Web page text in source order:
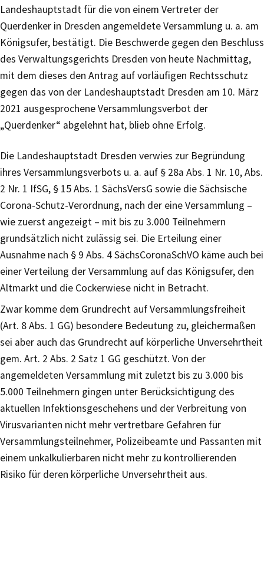
Landeshauptstadt für die von einem Vertreter der
Querdenker in Dresden angemeldete Versammlung u. a. am
Königsufer, bestätigt. Die Beschwerde gegen den Beschluss
des Verwaltungsgerichts Dresden von heute Nachmittag,
mit dem dieses den Antrag auf vorläufigen Rechtsschutz
gegen das von der Landeshauptstadt Dresden am 10. März
2021 ausgesprochene Versammlungsverbot der
„Querdenker“ abgelehnt hat, blieb ohne Erfolg.
Die Landeshauptstadt Dresden verwies zur Begründung
ihres Versammlungsverbots u. a. auf § 28a Abs. 1 Nr. 10, Abs.
2 Nr. 1 IfSG, § 15 Abs. 1 SächsVersG sowie die Sächsische
Corona-Schutz-Verordnung, nach der eine Versammlung –
wie zuerst angezeigt – mit bis zu 3.000 Teilnehmern
grundsätzlich nicht zulässig sei. Die Erteilung einer
Ausnahme nach § 9 Abs. 4 SächsCoronaSchVO käme auch bei
einer Verteilung der Versammlung auf das Königsufer, den
Altmarkt und die Cockerwiese nicht in Betracht.
Zwar komme dem Grundrecht auf Versammlungsfreiheit
(Art. 8 Abs. 1 GG) besondere Bedeutung zu, gleichermaßen
sei aber auch das Grundrecht auf körperliche Unversehrtheit
gem. Art. 2 Abs. 2 Satz 1 GG geschützt. Von der
angemeldeten Versammlung mit zuletzt bis zu 3.000 bis
5.000 Teilnehmern gingen unter Berücksichtigung des
aktuellen Infektionsgeschehens und der Verbreitung von
Virusvarianten nicht mehr vertretbare Gefahren für
Versammlungsteilnehmer, Polizeibeamte und Passanten mit
einem unkalkulierbaren nicht mehr zu kontrollierenden
Risiko für deren körperliche Unversehrtheit aus.